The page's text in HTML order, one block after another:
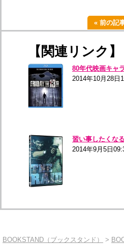
« 前の記
【関連リンク】
80年代映画キャ
2014年10月28日
習い事したくな
2014年9月5日
BOOKSTAND（ブックスタンド） >